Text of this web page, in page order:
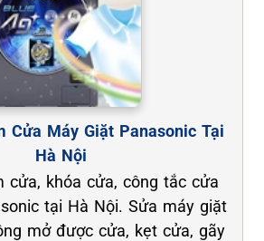
Cửa Máy Giặt Panasonic Tại
Hà Nội
cửa, khóa cửa, công tắc cửa
tại Hà Nội. Sửa máy giặt
mở được cửa, kẹt cửa, gãy